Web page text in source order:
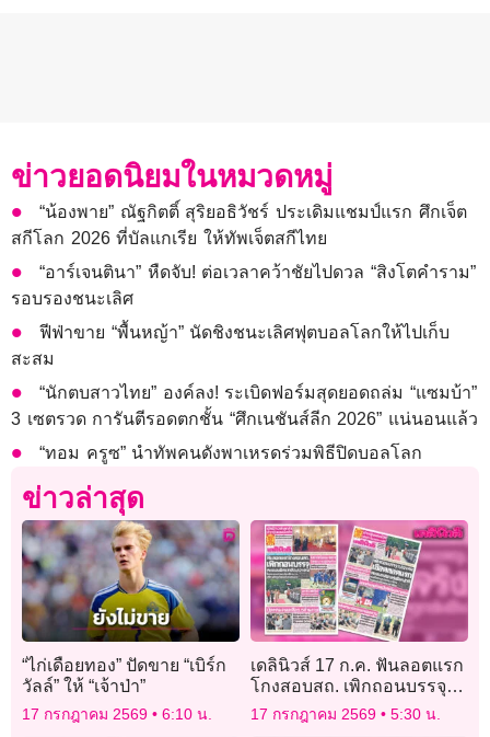
ข่าวยอดนิยมในหมวดหมู่
“น้องพาย” ณัฐกิตติ์ สุริยอธิวัชร์ ประเดิมแชมป์แรก ศึกเจ็ต
สกีโลก 2026 ที่บัลแกเรีย ให้ทัพเจ็ตสกีไทย
“อาร์เจนตินา” หืดจับ! ต่อเวลาคว้าชัยไปดวล “สิงโตคำราม”
รอบรองชนะเลิศ
ฟีฟ่าขาย “พื้นหญ้า” นัดชิงชนะเลิศฟุตบอลโลกให้ไปเก็บ
สะสม
“นักตบสาวไทย” องค์ลง! ระเบิดฟอร์มสุดยอดถล่ม “แซมบ้า”
3 เซตรวด การันตีรอดตกชั้น “ศึกเนชันส์ลีก 2026” แน่นอนแล้ว
“ทอม ครูซ” นำทัพคนดังพาเหรดร่วมพิธีปิดบอลโลก
ข่าวล่าสุด
“ไก่เดือยทอง” ปัดขาย “เบิร์ก
วัลล์” ให้ “เจ้าป่า”
17 กรกฎาคม 2569 6:10 น.
เดลินิวส์ 17 ก.ค. ฟันลอตแรก
โกงสอบสถ. เพิกถอนบรรจุ
คะแนนผิดปกติ 3,621 คน
17 กรกฎาคม 2569 5:30 น.